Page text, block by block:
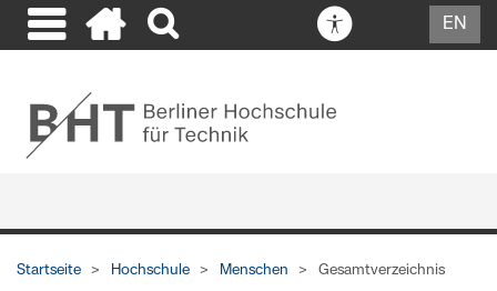
EN
Startseite Hochschule Menschen Gesamtverzeichnis